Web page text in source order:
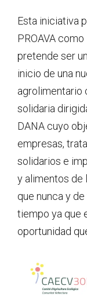
Esta iniciativa
PROAVA como
pretende ser
inicio de una
agrolimentario
solidaria
DANA cuyo
empresas,
solidarios e
y alimentos de
que nunca y
tiempo ya que
oportunidad